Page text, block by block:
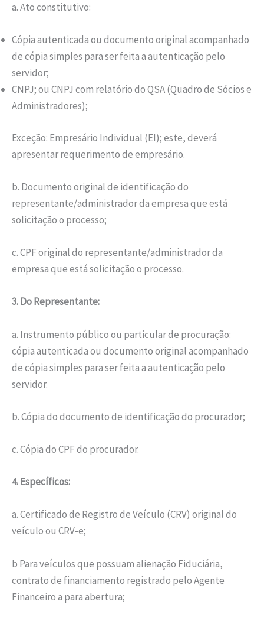
a. Ato constitutivo:
Cópia autenticada ou documento original acompanhado
de cópia simples para ser feita a autenticação pelo
servidor;
CNPJ; ou CNPJ com relatório do QSA (Quadro de Sócios e
Administradores);
Exceção: Empresário Individual (EI); este, deverá
apresentar requerimento de empresário.
b. Documento original de identificação do
representante/administrador da empresa que está
solicitação o processo;
c. CPF original do representante/administrador da
empresa que está solicitação o processo.
3. Do Representante:
a. Instrumento público ou particular de procuração:
cópia autenticada ou documento original acompanhado
de cópia simples para ser feita a autenticação pelo
servidor.
b. Cópia do documento de identificação do procurador;
c. Cópia do CPF do procurador.
4. Específicos:
a. Certificado de Registro de Veículo (CRV) original do
veículo ou CRV-e;
b Para veículos que possuam alienação Fiduciária,
contrato de financiamento registrado pelo Agente
Financeiro a para abertura;